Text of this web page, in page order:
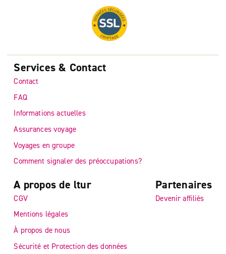
Services & Contact
Contact
FAQ
Informations actuelles
Assurances voyage
Voyages en groupe
Comment signaler des préoccupations?
A propos de ltur
CGV
Mentions légales
À propos de nous
Sécurité et Protection des données
Partenaires
Devenir affiliés